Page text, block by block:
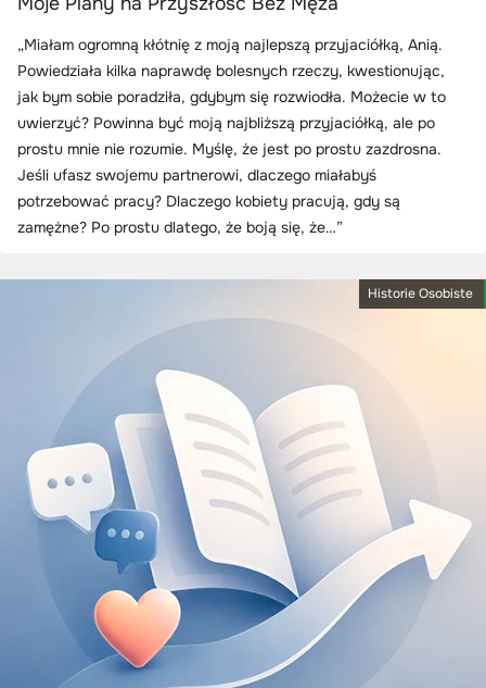
„Miałam ogromną kłótnię z moją najlepszą przyjaciółką, Anią.
Powiedziała kilka naprawdę bolesnych rzeczy, kwestionując,
jak bym sobie poradziła, gdybym się rozwiodła. Możecie w to
uwierzyć? Powinna być moją najbliższą przyjaciółką, ale po
prostu mnie nie rozumie. Myślę, że jest po prostu zazdrosna.
Jeśli ufasz swojemu partnerowi, dlaczego miałabyś
potrzebować pracy? Dlaczego kobiety pracują, gdy są
zamężne? Po prostu dlatego, że boją się, że…”
Historie Osobiste